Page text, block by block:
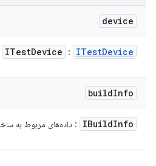
device
ITestDevice : ITestDevice
buildInfo
IBuildInfo : داده‌های مربوط به